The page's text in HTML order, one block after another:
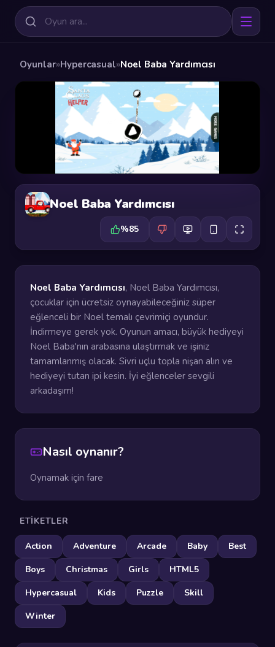
Oyunlar»Hypercasual»Noel Baba Yardımcısı
Noel Baba Yardımcısı
%85
Noel Baba Yardımcısı, Noel Baba Yardımcısı,
çocuklar için ücretsiz oynayabileceğiniz süper
eğlenceli bir Noel temalı çevrimiçi oyundur.
İndirmeye gerek yok. Oyunun amacı, büyük hediyeyi
Noel Baba'nın arabasına ulaştırmak ve işiniz
tamamlanmış olacak. Sivri uçlu topla nişan alın ve
hediyeyi tutan ipi kesin. İyi eğlenceler sevgili
arkadaşım!
Nasıl oynanır?
Oynamak için fare
ETIKETLER
Action Adventure Arcade Baby
Best
Boys
Christmas Girls
HTML5
Hypercasual
Kids Puzzle
Skill
Winter